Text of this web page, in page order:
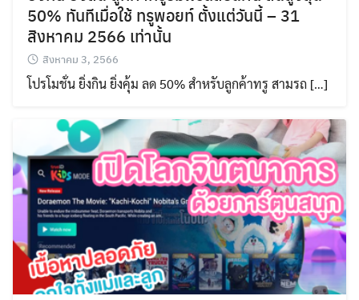
50% ทันทีเมื่อใช้ ทรูพอยท์ ตั้งแต่วันนี้ – 31
สิงหาคม 2566 เท่านั้น
สิงหาคม 3, 2566
โปรโมชั่น ยิ่งกิน ยิ่งคุ้ม ลด 50% สำหรับลูกค้าทรู สามรถ […]